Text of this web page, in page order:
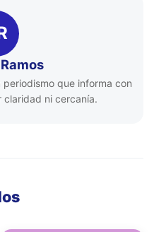
que informa con
ni cercanía.